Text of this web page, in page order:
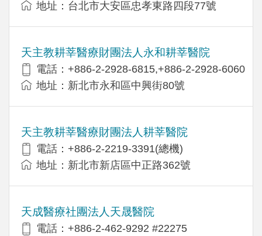
地址：台北市大安區忠孝東路四段77號
天主教耕莘醫療財團法人永和耕莘醫院
電話：+886-2-2928-6815,+886-2-2928-6060
地址：新北市永和區中興街80號
天主教耕莘醫療財團法人耕莘醫院
電話：+886-2-2219-3391(總機)
地址：新北市新店區中正路362號
天成醫療社團法人天晟醫院
電話：+886-2-462-9292 #22275